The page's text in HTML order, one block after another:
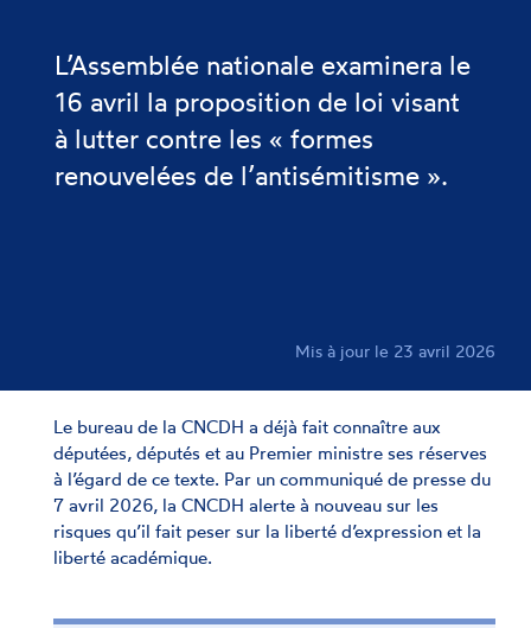
L’Assemblée nationale examinera le
16 avril la proposition de loi visant
à lutter contre les « formes
renouvelées de l’antisémitisme ».
Mis à jour le 23 avril 2026
Le bureau de la CNCDH a déjà fait connaître aux
députées, députés et au Premier ministre ses réserves
à l’égard de ce texte. Par un communiqué de presse du
7 avril 2026, la CNCDH alerte à nouveau sur les
risques qu’il fait peser sur la liberté d’expression et la
liberté académique.